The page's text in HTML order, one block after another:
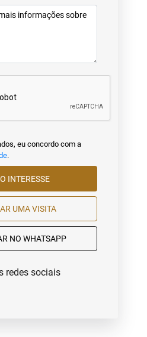
eu concordo com a
.
TENHO INTERESSE
AGENDAR UMA VISITA
NO WHATSAPP
redes sociais